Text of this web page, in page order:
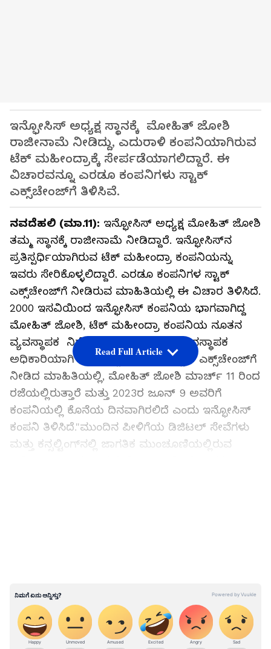
ಇನ್ಫೋಸಿಸ್‌ ಅಧ್ಯಕ್ಷ ಸ್ಥಾನಕ್ಕೆ ಮೋಹಿತ್‌ ಜೋಶಿ
ರಾಜೀನಾಮೆ ನೀಡಿದ್ದು, ಎದುರಾಳಿ ಕಂಪನಿಯಾಗಿರುವ
ಟೆಕ್‌ ಮಹೀಂದ್ರಾಕ್ಕೆ ಸೇರ್ಪಡೆಯಾಗಲಿದ್ದಾರೆ. ಈ
ವಿಚಾರವನ್ನೂ ಎರಡೂ ಕಂಪನಿಗಳು ಸ್ಟಾಕ್‌
ಎಕ್ಸ್‌ಚೇಂಜ್‌ಗೆ ತಿಳಿಸಿವೆ.
ನವದೆಹಲಿ (ಮಾ.11): ಇನ್ಫೋಸಿಸ್‌ ಅಧ್ಯಕ್ಷ ಮೋಹಿತ್‌ ಜೋಶಿ
ತಮ್ಮ ಸ್ಥಾನಕ್ಕೆ ರಾಜೀನಾಮೆ ನೀಡಿದ್ದಾರೆ. ಇನ್ಫೋಸಿಸ್‌ನ
ಪ್ರತಿಸ್ಪರ್ಧಿಯಾಗಿರುವ ಟೆಕ್‌ ಮಹೀಂದ್ರಾ ಕಂಪನಿಯನ್ನು
ಇವರು ಸೇರಿಕೊಳ್ಳಲಿದ್ದಾರೆ. ಎರಡೂ ಕಂಪನಿಗಳ ಸ್ಟಾಕ್‌
ಎಕ್ಸ್‌ಚೇಂಜ್‌ಗೆ ನೀಡಿರುವ ಮಾಹಿತಿಯಲ್ಲಿ ಈ ವಿಚಾರ ತಿಳಿಸಿದೆ.
2000 ಇಸವಿಯಿಂದ ಇನ್ಫೋಸಿಸ್‌ ಕಂಪನಿಯ ಭಾಗವಾಗಿದ್ದ
ಮೋಹಿತ್‌ ಜೋಶಿ, ಟೆಕ್‌ ಮಹೀಂದ್ರಾ ಕಂಪನಿಯ ನೂತನ
ವ್ಯವಸ್ಥಾಪಕ ನಿರ್ದೇಶಕ ಹಾಗೂ ಮುಖ್ಯ ವ್ಯವಸ್ಥಾಪಕ
ಅಧಿಕಾರಿಯಾಗಿ ಸೇರಲಿದ್ದಾರೆ. ಬಾಂಬೆ ಸ್ಟಾಕ್ ಎಕ್ಸ್‌ಚೇಂಜ್‌ಗೆ
ನೀಡಿದ ಮಾಹಿತಿಯಲ್ಲಿ, ಮೋಹಿತ್ ಜೋಶಿ ಮಾರ್ಚ್ 11 ರಿಂದ
ರಜೆಯಲ್ಲಿರುತ್ತಾರೆ ಮತ್ತು 2023ರ ಜೂನ್‌ 9 ಅವರಿಗೆ
ಕಂಪನಿಯಲ್ಲಿ ಕೊನೆಯ ದಿನವಾಗಿರಲಿದೆ ಎಂದು ಇನ್ಫೋಸಿಸ್‌
ಕಂಪನಿ ತಿಳಿಸಿದೆ."ಮುಂದಿನ ಪೀಳಿಗೆಯ ಡಿಜಿಟಲ್ ಸೇವೆಗಳು
ಮತ್ತು ಕನ್ಸಲ್ಟಿಂಗ್‌ನಲ್ಲಿ ಜಾಗತಿಕ ಮುಂಚೂಣಿಯಲ್ಲಿರುವ
ಹೇಳಿದೆ.
ಅಧ್ಯಕ್ಷರಾಗಿ, ಮೋಹಿತ್ ಜೋಶಿ ಅವರು ಇನ್ಫೋಸಿಸ್‌ನಲ್ಲಿ
ಹಣಕಾಸು ಸೇವೆಗಳು ಮತ್ತು ಆರೋಗ್ಯ/ಜೀವ ವಿಜ್ಞಾನ
Read Full Article